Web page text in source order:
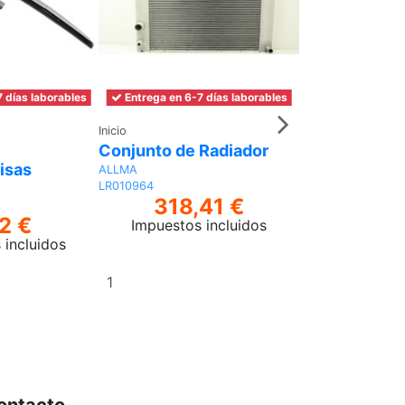
días laborables
€
incluidos
Entrega en 6-7 días laborables
Inicio
Conjunto de Radiador
ALLMA
LR010964
318,41 €
Impuestos incluidos